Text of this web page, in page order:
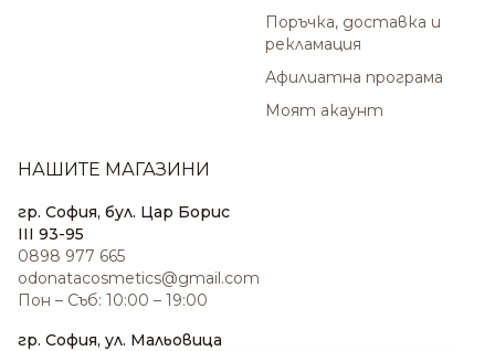
Поръчка, доставка и
рекламация
Афилиатна програма
Моят акаунт
НАШИТЕ МАГАЗИНИ
гр. София, бул. Цар Борис
III 93-95
0898 977 665
odonatacosmetics@gmail.com
Пон – Съб: 10:00 – 19:00
гр. София, ул. Мальовица